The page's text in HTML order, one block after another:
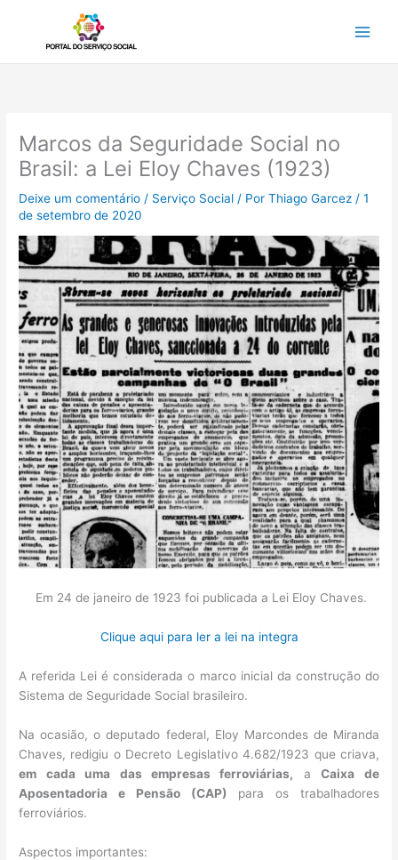
conteúdo
Marcos da Seguridade Social no
Brasil: a Lei Eloy Chaves (1923)
Deixe um comentário / Serviço Social / PorThiago Garcez /1
de setembro de 2020
Em 24 de janeiro de 1923 foi publicada a Lei Eloy Chaves.
Clique aqui para ler a lei na integra
A referida Lei é considerada o marco inicial da construção do
Sistema de Seguridade Social brasileiro.
Na ocasião, o deputado federal, Eloy Marcondes de Miranda
Chaves, redigiu o Decreto Legislativo 4.682/1923 que criava,
em cada uma das empresas ferroviárias, aCaixa de
Aposentadoria e Pensão (CAP) para os trabalhadores
ferroviários.
Aspectos importantes: